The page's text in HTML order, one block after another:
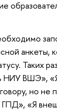
анкеты,
Таких
НИУ ВШЭ»,
но не
«Я